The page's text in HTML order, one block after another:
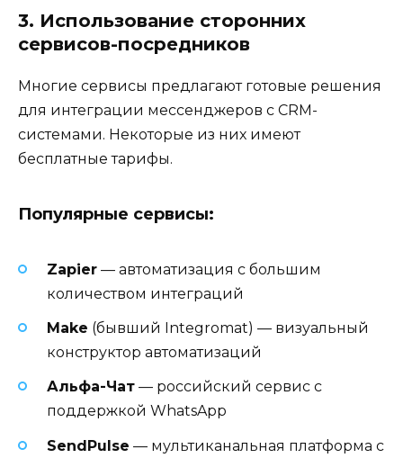
3. Использование сторонних
сервисов-посредников
Многие сервисы предлагают готовые решения
для интеграции мессенджеров с CRM-
системами. Некоторые из них имеют
бесплатные тарифы.
Популярные сервисы:
Zapier — автоматизация с большим
количеством интеграций
Make (бывший Integromat) — визуальный
конструктор автоматизаций
Альфа-Чат — российский сервис с
поддержкой WhatsApp
SendPulse — мультиканальная платформа с